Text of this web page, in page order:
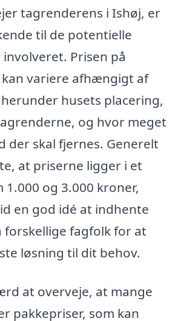
tagrenderens i Ishøj, er
til de potentielle
Prisen på
variere afhængigt af
husets placering,
og hvor meget
der skal fjernes. Generelt
at priserne ligger i et
og 3.000 kroner,
en god idé at indhente
fagfolk for at
løsning til dit behov.
at overveje, at mange
pakkepriser, som kan